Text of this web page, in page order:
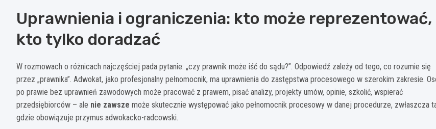
Uprawnienia i ograniczenia: kto może reprezentować,
kto tylko doradzać
W rozmowach o różnicach najczęściej pada pytanie: „czy prawnik może iść do sądu?”. Odpowiedź zależy od tego, co rozumie się
przez „prawnika”. Adwokat, jako profesjonalny pełnomocnik, ma uprawnienia do zastępstwa procesowego w szerokim zakresie.
po prawie bez uprawnień zawodowych może pracować z prawem, pisać analizy, projekty umów, opinie, szkolić, wspierać
przedsiębiorców – ale nie zawsze może skutecznie występować jako pełnomocnik procesowy w danej procedurze, zwłaszcza
gdzie obowiązuje przymus adwokacko-radcowski.